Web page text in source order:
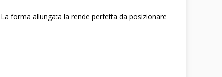
forma allungata la rende perfetta da posizionare